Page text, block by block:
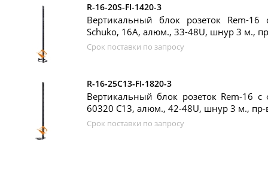
R-16-20S-FI-1420-3
Вертикальный блок розеток Rem-
Schuko, 16A, алюм., 33-48U, шнур 3 м.,
Срок поставки по запросу
R-16-25C13-FI-1820-3
Вертикальный блок розеток Rem-16
60320 C13, алюм., 42-48U, шнур 3 м.,
Срок поставки по запросу